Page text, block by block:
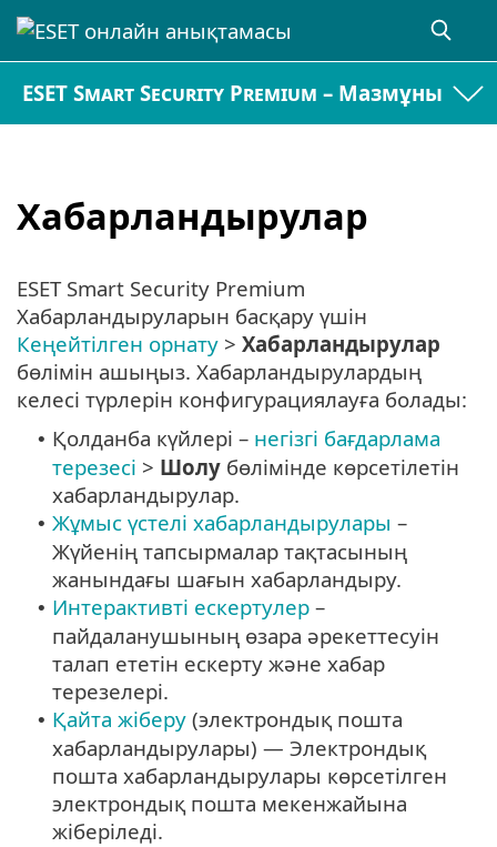
ESET Smart Security Premium – Мазмұны
Хабарландырулар
ESET Smart Security Premium
Хабарландыруларын басқару үшін
Кеңейтілген орнату > Хабарландырулар
бөлімін ашыңыз. Хабарландырулардың
келесі түрлерін конфигурациялауға болады:
• Қолданба күйлері – негізгі бағдарлама
терезесі > Шолу бөлімінде көрсетілетін
хабарландырулар.
• Жұмыс үстелі хабарландырулары –
Жүйенің тапсырмалар тақтасының
жанындағы шағын хабарландыру.
• Интерактивті ескертулер –
пайдаланушының өзара әрекеттесуін
талап ететін ескерту және хабар
терезелері.
• Қайта жіберу (электрондық пошта
хабарландырулары) — Электрондық
пошта хабарландырулары көрсетілген
электрондық пошта мекенжайына
жіберіледі.